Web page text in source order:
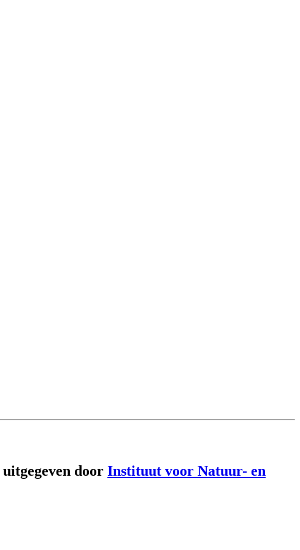
uitgegeven door Instituut voor Natuur- en